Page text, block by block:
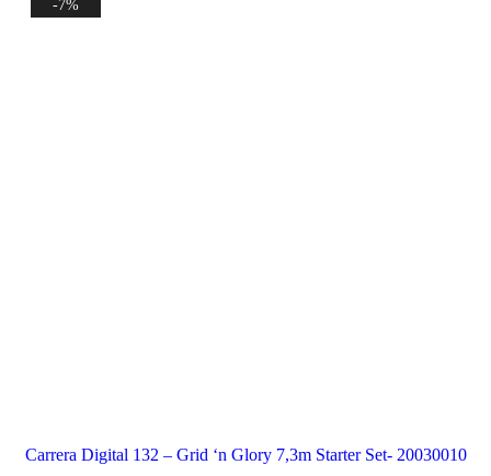
-7%
Carrera Digital 132 – Grid ‘n Glory 7,3m Starter Set- 20030010